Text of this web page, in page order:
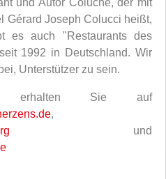
und Autor Coluche, der mit
Gérard Joseph Colucci heißt,
es auch "Restaurants des
1992 in Deutschland. Wir
Unterstützer zu sein.
erhalten Sie auf
,
und